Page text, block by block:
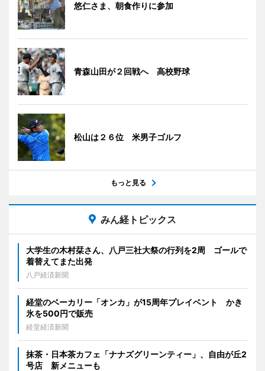
悠仁さま、朝食作りに参加
青森山田が２回戦へ 高校野球
松山は２６位 米男子ゴルフ
もっと見る
みん経トピックス
大学生の木村栞さん、八戸三社大祭の行列を2周 ゴールで
着替えてまた出発
八戸経済新聞
経堂のベーカリー「オンカ」が15周年プレイベント かき
氷を500円で販売
経堂経済新聞
抹茶・日本茶カフェ「ナナズグリーンティー」、自由が丘2
号店 新メニューも